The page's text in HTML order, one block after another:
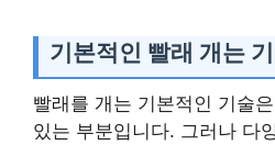
기본적인 빨래 개는
빨래를 개는 기본적인 기술
있는 부분입니다. 그러나 다